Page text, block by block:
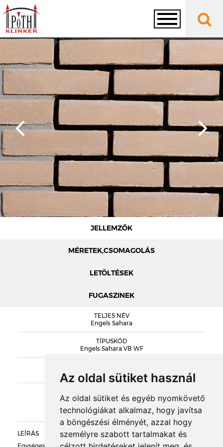
Az oldal sütiket használ
Az oldal sütiket és egyéb nyomkövető
technológiákat alkalmaz, hogy javítsa
a böngészési élményét, azzal hogy
személyre szabott tartalmakat és
Toggle
navigation
JELLEMZŐK
MÉRETEK,CSOMAGOLÁS
LETÖLTÉSEK
FUGASZINEK
TELJES NÉV
Engels Sahara
TÍPUSKÓD
Engels Sahara VB WF
Engels Vormbak
LEÍRÁS
MÉRETEK
DOBOZOLÁS
TÖMEG
ENGELS PROSPEKTUS 2024